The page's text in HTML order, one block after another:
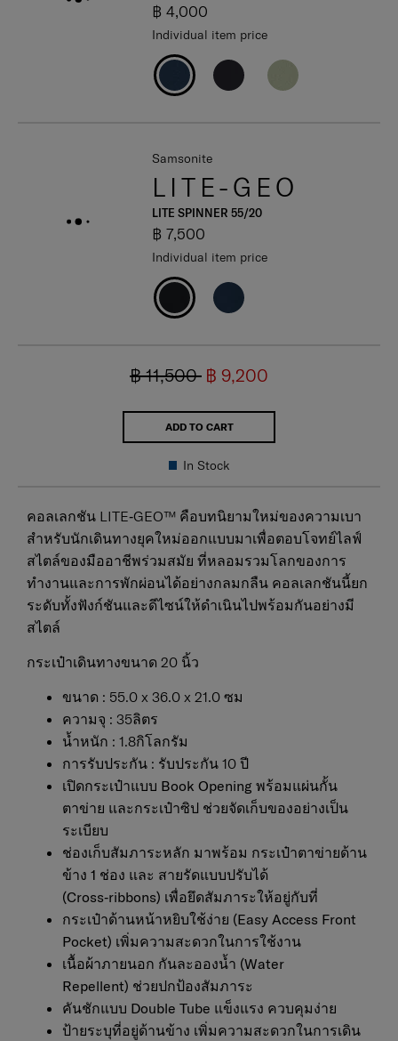
฿ 4,000
Individual item price
Samsonite
LITE-GEO
LITE SPINNER 55/20
฿ 7,500
Individual item price
฿ 11,500 ฿ 9,200
In Stock
ADD TO CART
คอลเลกชัน LITE‑GEO™ คือบทนิยามใหม่ของความเบา
สำหรับนักเดินทางยุคใหม่ออกแบบมาเพื่อตอบโจทย์ไลฟ์
สไตล์ของมืออาชีพร่วมสมัย ที่หลอมรวมโลกของการ
ทำงานและการพักผ่อนได้อย่างกลมกลืน คอลเลกชันนี้ยก
ระดับทั้งฟังก์ชันและดีไซน์ให้ดำเนินไปพร้อมกันอย่างมี
สไตล์
กระเป๋าเดินทางขนาด 20 นิ้ว
ขนาด : 55.0 x 36.0 x 21.0 ซม
ความจุ : 35ลิตร
น้ำหนัก : 1.8กิโลกรัม
การรับประกัน : รับประกัน 10 ปี
เปิดกระเป๋าแบบ Book Openingพร้อมแผ่นกั้น
ตาข่าย และกระเป๋าซิป ช่วยจัดเก็บของอย่างเป็น
ระเบียบ
ช่องเก็บสัมภาระหลัก มาพร้อม กระเป๋าตาข่ายด้าน
ข้าง 1 ช่อง และ สายรัดแบบปรับได้
(Cross‑ribbons) เพื่อยึดสัมภาระให้อยู่กับที่
กระเป๋าด้านหน้าหยิบใช้ง่าย (Easy Access Front
Pocket) เพิ่มความสะดวกในการใช้งาน
เนื้อผ้าภายนอก กันละอองน้ำ (Water
Repellent) ช่วยปกป้องสัมภาระ
คันชักแบบ Double Tube แข็งแรง ควบคุมง่าย
ป้ายระบุที่อยู่ด้านข้าง เพิ่มความสะดวกในการเดิน